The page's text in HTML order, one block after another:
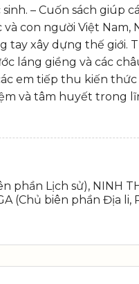
– Cuốn sách giúp
con người Việt
tay xây dựng thế giới.
láng giềng và các
em tiếp thu kiến
và tâm huyết trong
phần Lịch sử), NINH
(Chủ biên phần Địa li,